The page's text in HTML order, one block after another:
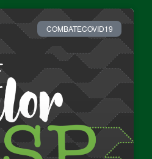
COMBATECOVID19